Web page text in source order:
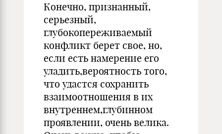
Конечно, признанный,
серьезный,
глубокопереживаемый
конфликт берет свое, но,
если есть намерение его
уладить,вероятность того,
что удастся сохранить
взаимоотношения в их
внутреннем,глубинном
проявлении, очень велика.